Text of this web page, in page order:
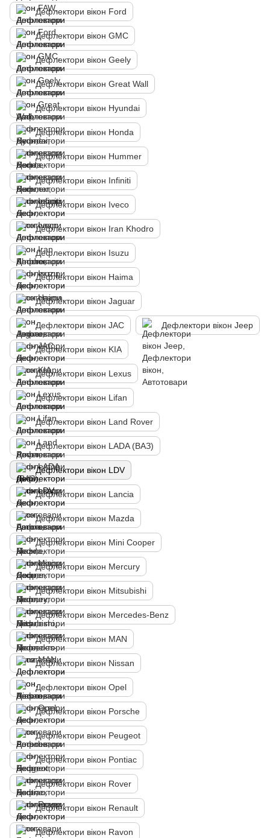
Дефлектори вікон Ford
Дефлектори вікон GMC
Дефлектори вікон Geely
Дефлектори вікон Great Wall
Дефлектори вікон Hyundai
Дефлектори вікон Honda
Дефлектори вікон Hummer
Дефлектори вікон Infiniti
Дефлектори вікон Iveco
Дефлектори вікон Iran Khodro
Дефлектори вікон Isuzu
Дефлектори вікон Haima
Дефлектори вікон Jaguar
Дефлектори вікон JAC Дефлектори вікон Jeep
Дефлектори вікон KIA
Дефлектори вікон Lexus
Дефлектори вікон Lifan
Дефлектори вікон Land Rover
Дефлектори вікон LADA (ВАЗ)
Дефлектори вікон LDV
Дефлектори вікон Lancia
Дефлектори вікон Mazda
Дефлектори вікон Mini Cooper
Дефлектори вікон Mercury
Дефлектори вікон Mitsubishi
Дефлектори вікон Mercedes-Benz
Дефлектори вікон MAN
Дефлектори вікон Nissan
Дефлектори вікон Opel
Дефлектори вікон Porsche
Дефлектори вікон Peugeot
Дефлектори вікон Pontiac
Дефлектори вікон Rover
Дефлектори вікон Renault
Дефлектори вікон Ravon